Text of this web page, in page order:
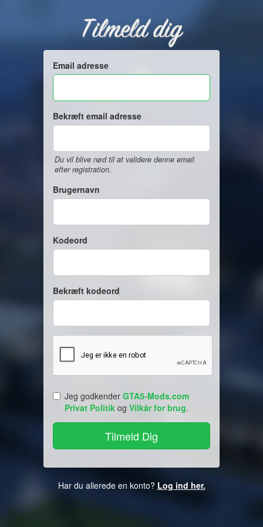
Tilmeld dig
Email adresse
Bekræft email adresse
Du vil blive nød til at validere denne email
efter registration.
Brugernavn
Kodeord
Bekræft kodeord
Jeg godkender GTA5-Mods.com
Privat Politik og Vilkår for brug.
Har du allerede en konto? Log ind her.